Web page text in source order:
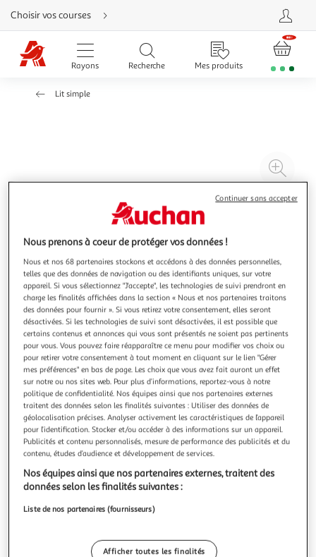
Aller
directement
au
contenu
Aller
directement
Aller
besoin
Choisir vos courses
Rayons Recherche Mes produits
Lit simple
à
Illustration
précédente suivante
Lit double adulte 160x200 cm 2 tiroirs 1 niche
DOWNTON
Décor blanc - L165.8 X H58.9 X P203 cm - Fabriqué En
France
En savoir +
Garantie fabricant: 2 ans *
Vous voulez connaître le prix de ce produit ?
Nous prenons à coeur de protéger vos données !
Nous et nos 68 partenaires stockons et accédons à des données personnelles,
telles que des données de navigation ou des identifiants uniques, sur votre
appareil. Si vous sélectionnez "J'accepte", les technologies de suivi prendront en
charge les finalités affichées dans la section « Nous et nos partenaires traitons
des données pour fournir ». Si vous retirez votre consentement, elles seront
désactivées. Si les technologies de suivi sont désactivées, il est possible que
certains contenus et annonces qui vous sont présentés ne soient pas pertinents
pour vous. Vous pouvez faire réapparaître ce menu pour modifier vos choix ou
pour retirer votre consentement à tout moment en cliquant sur le lien "Gérer
mes préférences" en bas de page. Les choix que vous avez fait auront un effet
sur notre ou nos sites web. Pour plus d’informations, reportez-vous à notre
politique de confidentialité. Nos équipes ainsi que nos partenaires externes
traitent des données selon les finalités suivantes : Utiliser des données de
géolocalisation précises. Analyser activement les caractéristiques de l’appareil
pour l’identification. Stocker et/ou accéder à des informations sur un appareil.
Publicités et contenu personnalisés, mesure de performance des publicités et du
contenu, études d’audience et développement de services.
Nos équipes ainsi que nos partenaires externes, traitent des
données selon les finalités suivantes :
Liste de nos partenaires (fournisseurs)
Afficher toutes les finalités
Continuer sans accepter